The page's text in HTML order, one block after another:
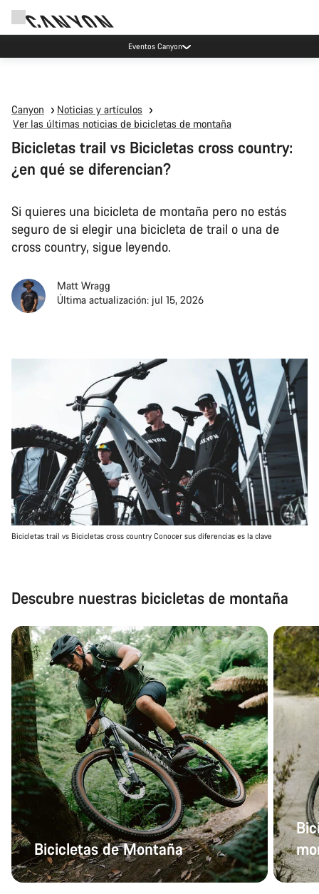
Eventos Canyon
Canyon
Noticias y artículos
Ver las últimas noticias de bicicletas de montaña
Bicicletas trail vs Bicicletas cross country:
¿en qué se diferencian?
Si quieres una bicicleta de montaña pero no estás
seguro de si elegir una bicicleta de trail o una de
cross country, sigue leyendo.
Matt Wragg
Última actualización: jul 15, 2026
Bicicletas trail vs Bicicletas cross country Conocer sus diferencias es la clave
Descubre nuestras bicicletas de montaña
Bicicletas de Montaña